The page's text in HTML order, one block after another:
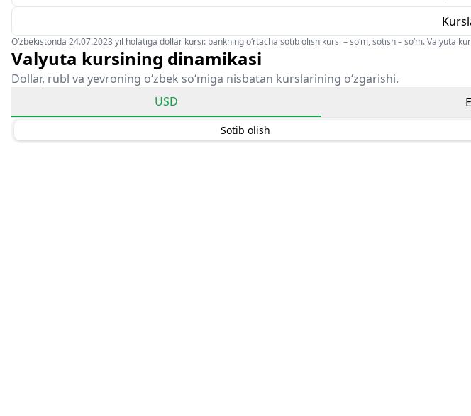
O‘zbekistonda 24.07.2023 yil holatiga dollar kursi: bankning o‘rtacha sotib olish kursi – so‘m, sotish – so‘m. Valyuta
Valyuta kursining dinamikasi
Dollar, rubl va yevroning o‘zbek so‘miga nisbatan kurslarining o‘zgarishi.
USD
Sotib olish